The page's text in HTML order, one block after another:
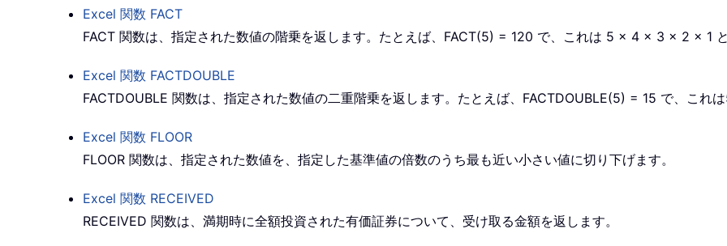
Excel 関数 FACT
FACT 関数は、指定された数値の階乗を返します。たとえば、FACT(5) = 120 で、これは 5 × 4 × 3 × 2 × 1
Excel 関数 FACTDOUBLE
FACTDOUBLE 関数は、指定された数値の二重階乗を返します。たとえば、FACTDOUBLE(5) = 15 で、これ
Excel 関数 FLOOR
FLOOR 関数は、指定された数値を、指定した基準値の倍数のうち最も近い小さい値に切り下げます。
Excel 関数 RECEIVED
RECEIVED 関数は、満期時に全額投資された有価証券について、受け取る金額を返します。